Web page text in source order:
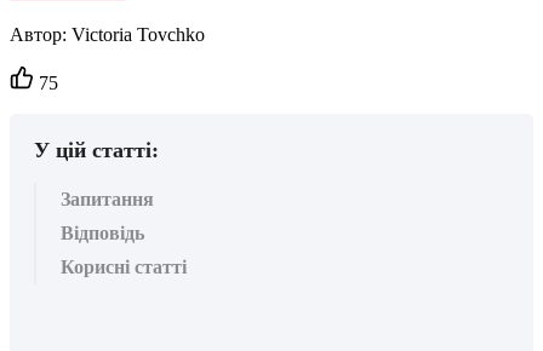
Автор: Victoria Tovchko
Кількість
вподобайок:
75
У цій статті:
Запитання
Відповідь
Корисні статті